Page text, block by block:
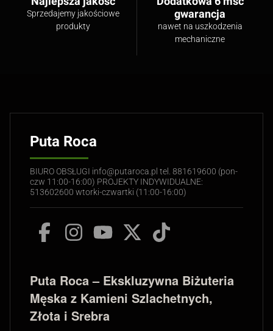
Sprzedajemy jakościowe
produkty
gwarancja
nawet na uszkodzenia
mechaniczne
Puta Roca
BIURO OBSŁUGI info@putaroca.pl tel. 881619600 (pon-
czw 11:00-16:00) PROJEKTY INDYWIDUALNE:
513602600 wtorki-czwartki (11:00-16:00)
Puta Roca – Ekskluzywna Biżuteria
Męska z Kamieni Szlachetnych,
Złota i Srebra